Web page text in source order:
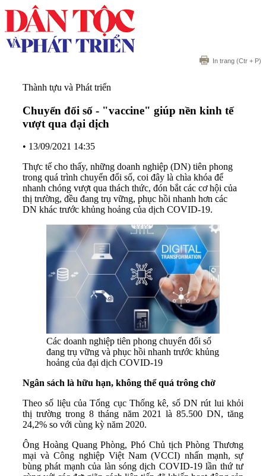
In trang (Ctr + P)
Thành tựu và Phát triển
Chuyển đổi số - "vaccine" giúp nền kinh tế
vượt qua đại dịch
• 13/09/2021 14:35
Thực tế cho thấy, những doanh nghiệp (DN) tiên phong
trong quá trình chuyển đổi số, coi đây là chìa khóa để
nhanh chóng vượt qua thách thức, đón bắt các cơ hội của
thị trường, đều đang trụ vững, phục hồi nhanh hơn các
DN khác trước khủng hoảng của dịch COVID-19.
Các doanh nghiệp tiên phong chuyển đổi số
đang trụ vững và phục hồi nhanh trước khủng
hoảng của đại dịch COVID-19
Ngân sách là hữu hạn, không thể quá trông chờ
Theo số liệu của Tổng cục Thống kê, số DN rút lui khỏi
thị trường trong 8 tháng năm 2021 là 85.500 DN, tăng
24,2% so với cùng kỳ năm 2020.
Ông Hoàng Quang Phòng, Phó Chủ tịch Phòng Thương
mại và Công nghiệp Việt Nam (VCCI) nhấn mạnh, sự
bùng phát mạnh của làn sóng dịch COVID-19 lần thứ tư